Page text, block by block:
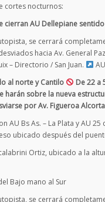
cortes nocturnos:
cierran AU Dellepiane
se cerrará
hacia Av. General
– Directorio / San Juan.
al norte y Cantilo
De 22 a
sobre la nueva
por Av. Figueroa
Bs As. – La Plata y AU 25
ubicado después del
Ortiz, ubicado a la
Bajo mano al Sur
se cerrará